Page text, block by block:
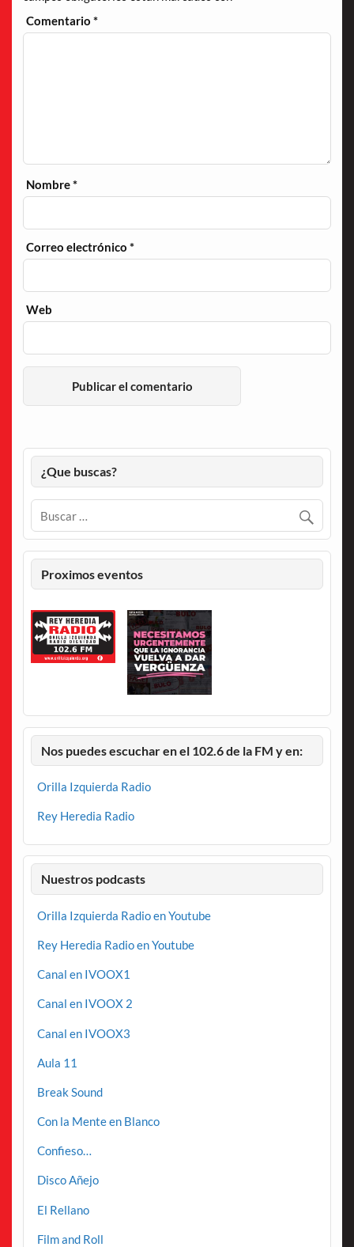
Comentario*
Nombre*
Correo electrónico*
Web
¿Que buscas?
Proximos eventos
Nos puedes escuchar en el 102.6 de la FM y en:
Orilla Izquierda Radio
Rey Heredia Radio
Nuestros podcasts
Orilla Izquierda Radio en Youtube
Rey Heredia Radio en Youtube
Canal en IVOOX1
Canal en IVOOX 2
Canal en IVOOX3
Aula 11
Break Sound
Con la Mente en Blanco
Confieso…
Disco Añejo
El Rellano
Film and Roll